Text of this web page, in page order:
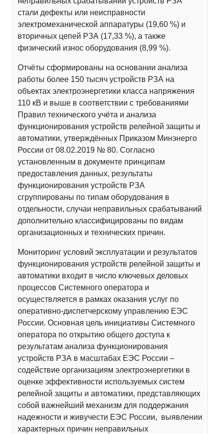
стали дефекты или неисправности
электромеханической аппаратуры (19,60 %) и
вторичных цепей РЗА (17,33 %), а также
физический износ оборудования (8,99 %).
Отчёты сформированы на основании анализа
работы более 150 тысяч устройств РЗА на
объектах электроэнергетики класса напряжения
110 кВ и выше в соответствии с требованиями
Правил технического учёта и анализа
функционирования устройств релейной защиты и
автоматики, утверждённых Приказом Минэнерго
России от 08.02.2019 № 80. Согласно
установленным в документе принципам
предоставления данных, результаты
функционирования устройств РЗА
сгруппированы по типам оборудования в
отдельности, случаи неправильных срабатываний
дополнительно классифицированы по видам
организационных и технических причин.
Мониторинг условий эксплуатации и результатов
функционирования устройств релейной защиты и
автоматики входит в число ключевых деловых
процессов Системного оператора и
осуществляется в рамках оказания услуг по
оперативно-диспетчерскому управлению ЕЭС
России. Основная цель инициативы Системного
оператора по открытию общего доступа к
результатам анализа функционирования
устройств РЗА в масштабах ЕЭС России –
содействие организациям электроэнергетики в
оценке эффективности используемых систем
релейной защиты и автоматики, представляющих
собой важнейший механизм для поддержания
надежности и живучести ЕЭС России, выявлении
характерных причин неправильных